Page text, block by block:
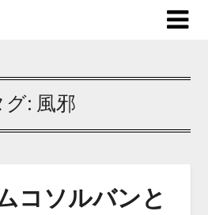
グ: 風邪
コソルバンと